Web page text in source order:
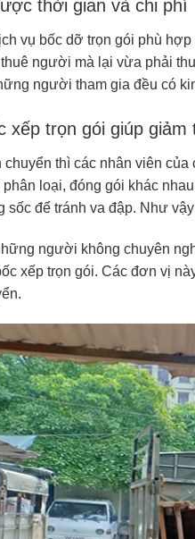
thời gian và chi phí
vụ bốc dỡ trọn gói phù
người mà lại vừa phải
người tham gia đều có
xếp trọn gói giúp giảm
thì các nhân viên
phân loại, đóng gói khác
sốc để tránh va đập. Như
người không chuyên
xếp trọn gói. Các đơn vị